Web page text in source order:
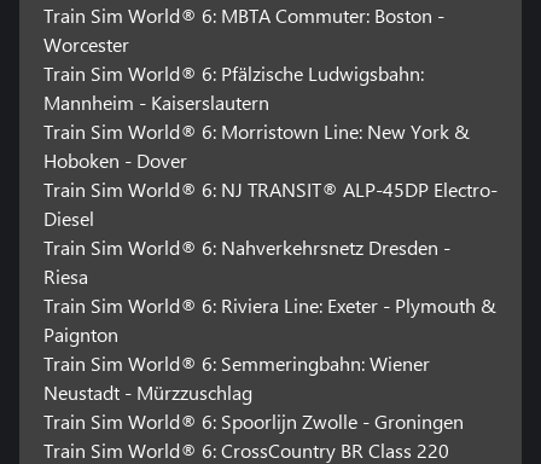
Train Sim World® 6: MBTA Commuter: Boston -
Worcester
Train Sim World® 6: Pfälzische Ludwigsbahn:
Mannheim - Kaiserslautern
Train Sim World® 6: Morristown Line: New York &
Hoboken - Dover
Train Sim World® 6: NJ TRANSIT® ALP-45DP Electro-
Diesel
Train Sim World® 6: Nahverkehrsnetz Dresden -
Riesa
Train Sim World® 6: Riviera Line: Exeter - Plymouth &
Paignton
Train Sim World® 6: Semmeringbahn: Wiener
Neustadt - Mürzzuschlag
Train Sim World® 6: Spoorlijn Zwolle - Groningen
Train Sim World® 6: CrossCountry BR Class 220